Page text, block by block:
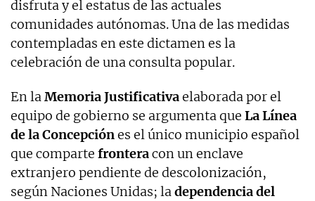
disfruta y el estatus de las actuales
comunidades autónomas. Una de las medidas
contempladas en este dictamen es la
celebración de una consulta popular.
En laMemoria Justificativaelaborada por el
equipo de gobierno se argumenta que La Línea
de la Concepciónes el único municipio español
que comparte fronteracon un enclave
extranjero pendiente de descolonización,
según Naciones Unidas; ladependencia del